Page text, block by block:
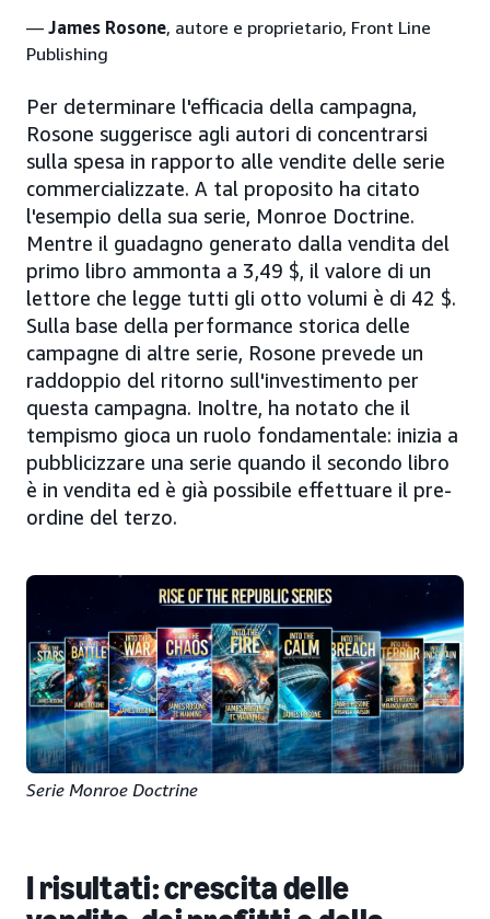
— James Rosone, autore e proprietario, Front Line
Publishing
Per determinare l'efficacia della campagna,
Rosone suggerisce agli autori di concentrarsi
sulla spesa in rapporto alle vendite delle serie
commercializzate. A tal proposito ha citato
l'esempio della sua serie, Monroe Doctrine.
Mentre il guadagno generato dalla vendita del
primo libro ammonta a 3,49 $, il valore di un
lettore che legge tutti gli otto volumi è di 42 $.
Sulla base della performance storica delle
campagne di altre serie, Rosone prevede un
raddoppio del ritorno sull'investimento per
questa campagna. Inoltre, ha notato che il
tempismo gioca un ruolo fondamentale: inizia a
pubblicizzare una serie quando il secondo libro
è in vendita ed è già possibile effettuare il pre-
ordine del terzo.
Serie Monroe Doctrine
I risultati: crescita delle